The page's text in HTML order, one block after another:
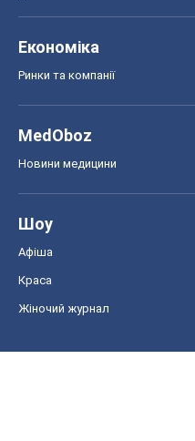
Економіка
Ринки та компанії
MedOboz
Новини медицини
Шоу
Афіша
Краса
Жіночий журнал